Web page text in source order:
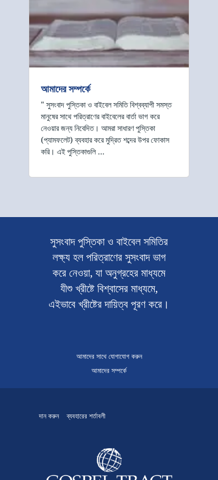
আমাদের সম্পর্কে
" সুসংবাদ পুস্তিকা ও বাইবেল সমিতি বিশ্বব্যাপী সমস্ত
মানুষের সাথে পরিত্রাণের বাইবেলের বার্তা ভাগ করে
নেওয়ার জন্য নিবেদিত। আমরা সাধারণ পুস্তিকা
(প্যামফলেট) ব্যবহার করে মুদ্রিত শব্দের উপর ফোকাস
করি। এই পুস্তিকাগুলি …
সুসংবাদ পুস্তিকা ও বাইবেল সমিতির
লক্ষ্য হল পরিত্রাণের সুসংবাদ ভাগ
করে নেওয়া, যা অনুগ্রহের মাধ্যমে
যীশু খ্রীষ্টে বিশ্বাসের মাধ্যমে,
এইভাবে খ্রীষ্টের দায়িত্ব পূরণ করে।
আমাদের সাথে যোগাযোগ করুন
আমাদের সম্পর্কে
দান করুন ব্যবহারের শর্তাবলী